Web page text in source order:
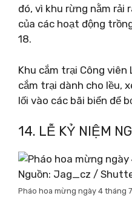
đó, vì khu rừng nằm rải
của các hoạt động
18.
Khu cắm trại Công
cắm trại dành cho lều,
lối vào các bãi biển để
14. LỄ KỶ NIỆM
Nguồn: Jag_cz /
Pháo hoa mừng ngày 4 tháng 7